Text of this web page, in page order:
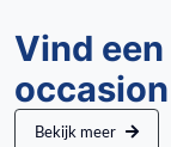
Vind
Bekijk meer